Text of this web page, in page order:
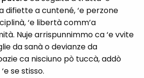
difiette a cuntené, ‘e perzone
‘e libertà comm’a
Nuje arrispunnimmo ca ‘e vvite
da sanà o devianze da
ca nisciuno pò tuccà, addò
se stisso.